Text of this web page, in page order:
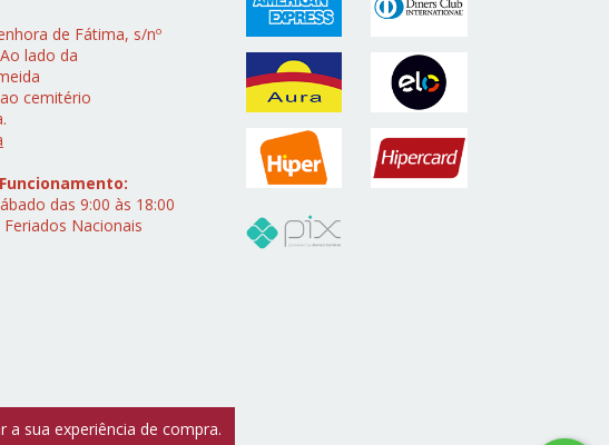
a sua experiência de compra.
de Fátima, s/nº
lado da
cemitério
das 9:00 às 18:00
Nacionais